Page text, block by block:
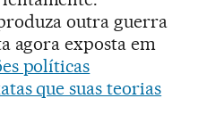
outra guerra
agora exposta em
políticas
que suas teorias